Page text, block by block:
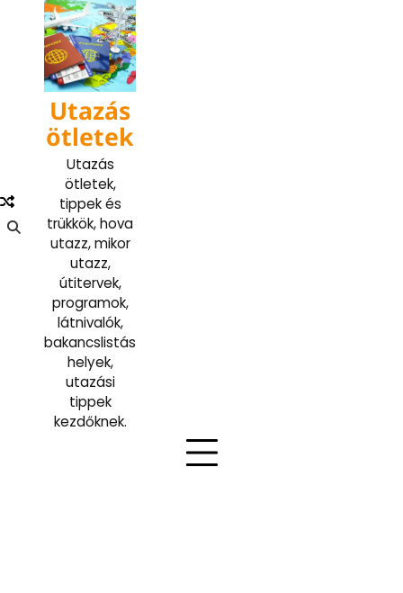
content
Utazás
ötletek
Utazás
ötletek,
tippek és
trükkök, hova
utazz, mikor
utazz,
útitervek,
programok,
látnivalók,
bakancslistás
helyek,
utazási
tippek
kezdőknek.